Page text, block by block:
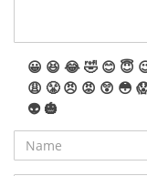
😀 😆 😂🤣 😊 😇
😩 😤 😠 😡 😲 😳
👽 🎃